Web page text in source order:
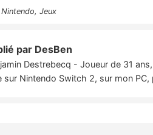
, Jeux
par DesBen
Destrebecq - Joueur de 31
sur Nintendo Switch 2, sur mon